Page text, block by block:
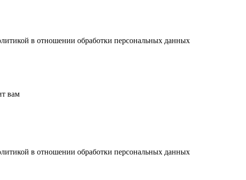
в отношении обработки персональных данных
вам
в отношении обработки персональных данных